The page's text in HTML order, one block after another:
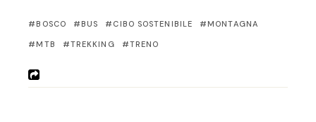
BOSCO BUS CIBO SOSTENIBILE MONTAGNA
MTB TREKKING TRENO